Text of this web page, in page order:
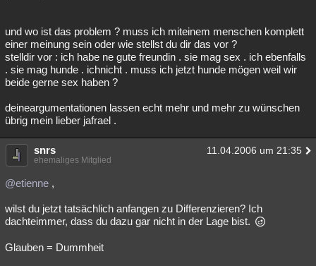
und wo ist das problem ? muss ich miteinem menschen komplett
einer meinung sein oder wie stellst du dir das vor ?
stelldir vor : ich habe ne gute freundin . sie mag sex . ich ebenfalls
. sie mag hunde . ichnicht . muss ich jetzt hunde mögen weil wir
beide gerne sex haben ?
deineargumentationen lassen echt mehr und mehr zu wünschen
übrig mein lieber jafrael .
snrs 11.04.2006 um 21:35
ehemaliges Mitglied
@etienne ,
wilst du jetzt tatsächlich anfangen zu Differenzieren? Ich
dachteimmer, dass du dazu gar nicht in der Lage bist.
Glauben = Dummheit